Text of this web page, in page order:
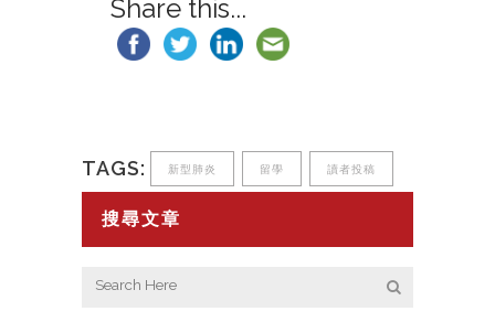
Share this...
TAGS: 新型肺炎 留學 讀者投稿
搜尋文章